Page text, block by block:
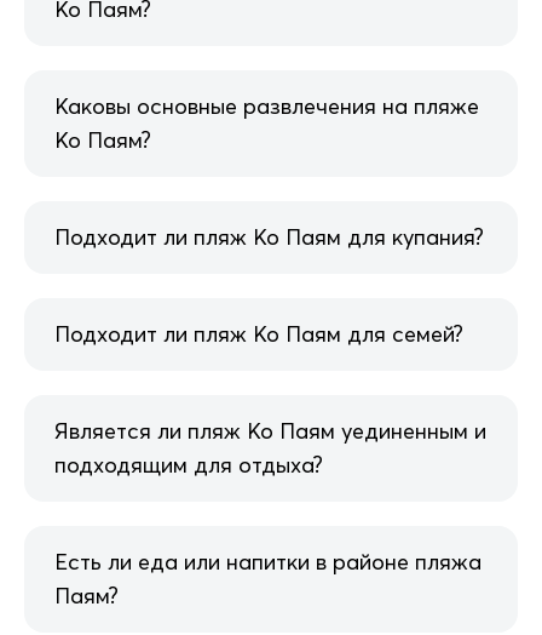
Ко Паям?
Каковы основные развлечения на пляже
Ко Паям?
Подходит ли пляж Ко Паям для купания?
Подходит ли пляж Ко Паям для семей?
Является ли пляж Ко Паям уединенным и
подходящим для отдыха?
Есть ли еда или напитки в районе пляжа
Паям?